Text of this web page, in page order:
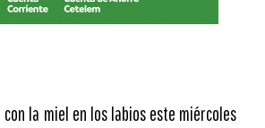
con la miel en los labios este miércoles